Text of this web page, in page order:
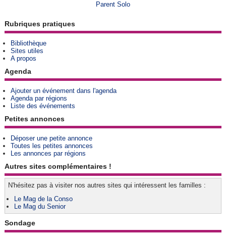
Parent Solo
Rubriques pratiques
Bibliothèque
Sites utiles
A propos
Agenda
Ajouter un événement dans l'agenda
Agenda par régions
Liste des événements
Petites annonces
Déposer une petite annonce
Toutes les petites annonces
Les annonces par régions
Autres sites complémentaires !
N'hésitez pas à visiter nos autres sites qui intéressent les familles :
Le Mag de la Conso
Le Mag du Senior
Sondage